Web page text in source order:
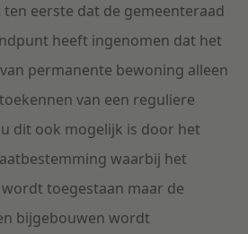
eerste dat de gemeenteraad
heeft ingenomen dat het
permanente bewoning alleen
van een reguliere
dit ook mogelijk is door het
waarbij het
toegestaan maar de
bijgebouwen wordt